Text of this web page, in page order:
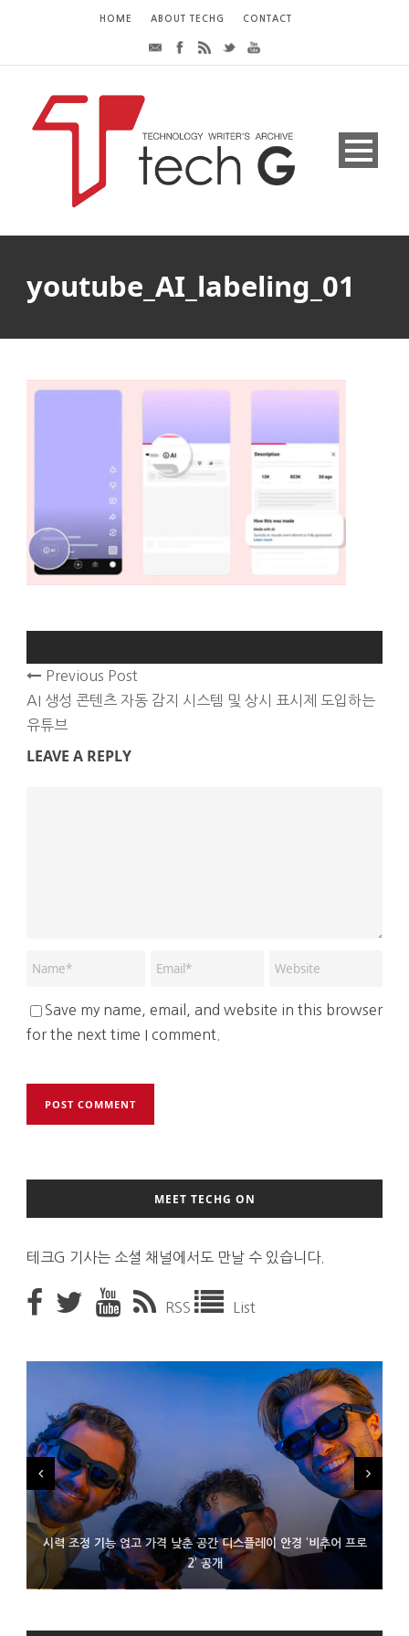
HOME ABOUT TECHG CONTACT
youtube_AI_labeling_01
Previous Post
AI 생성 콘텐츠 자동 감지 시스템 및 상시 표시제 도입하는
유튜브
LEAVE A REPLY
Save my name, email, and website in this browser
for the next time I comment.
MEET TECHG ON
테크G 기사는 소셜 채널에서도 만날 수 있습니다.
RSS List
시력 조정 기능 얹고 가격 낮춘 공간 디스플레이 안경 ‘비추어 프로
2’ 공개
D램 부족에 10억달러어치 아이폰18 프로세서 패키징 대기 중
300~400달러 반지형 스피커 준비하는 오픈AI